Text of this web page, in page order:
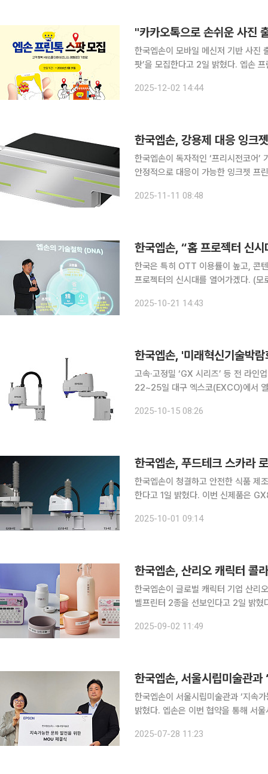
"카카오톡으로 손쉬운 사진
한국엡손이 모바일 메신저 기반 사진
팟’을 모집한다고 2일 밝혔다. 엡손 프린톡은 카카오톡 채널을 통해 지정해 둔 엡손 프린터로 인쇄
고자 하는 수요가 증가함에 따라 프린
2025-12-02 14:44
한국엡손, 강용제 대응 잉크
한국엡손이 독자적인 ‘프리시전코어
안정적으로 대응이 가능한 잉크젯 프린
션이다. 엡손의 핵심 기술인 마이크로
2025-11-11 08:48
한국엡손, “홈 프로젝터 신
한국은 특히 OTT 이용률이 높고, 콘
프로젝터의 신시대를 열어가겠다. (모로후시 준 한국엡손
2025-10-21 14:43
한국엡손, '미래혁신기술박
고속·고정밀 ‘GX 시리즈’ 등 전 라인업 전
22~25일 대구 엑스코(EXCO)에서
(AI), 반도체 등 차세대 산업을 이끌
2025-10-15 08:26
한국엡손, 푸드테크 스카라
한국엡손이 청결하고 안전한 식품 제
한다고 1일 밝혔다. 이번 신제품은 GX8-FZ, LS10-FZ, T3-FZ 총 3종의 라인업으로 출시된다. 엄
론 비포장 식품의 선별 및 이송 공정
2025-10-01 09:14
한국엡손, 산리오 캐릭터 콜
한국엡손이 글로벌 캐릭터 기업 산리
벨프린터 2종을 선보인다고 2일 밝혔다. ‘LW-K200KU’는 쿠로미와 하늘을 나는 귀여운 부
두 모델 모두 196종의 다채로운 캐릭
2025-09-02 11:49
한국엡손, 서울시립미술관과
한국엡손이 서울시립미술관과 ‘지속
밝혔다. 엡손은 이번 협약을 통해 서울시립미술관이 주관하는 주요 전시에 3LCD 고광량 프로젝터
디어아트 전시에 있어, 엡손의 최첨단
2025-07-28 11:23